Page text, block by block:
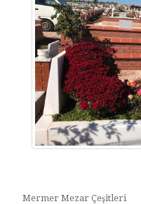
Mermer Mezar Çeşitleri